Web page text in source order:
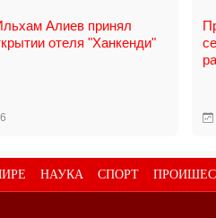
Алиев принял
отеля "Ханкенди"
НАУКА СПОРТ